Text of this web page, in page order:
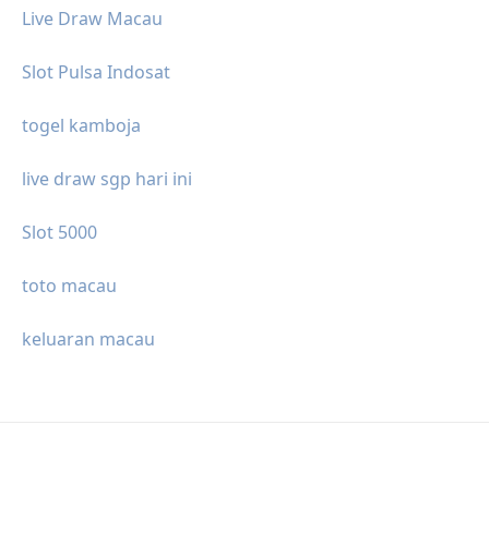
Live Draw Macau
Slot Pulsa Indosat
togel kamboja
live draw sgp hari ini
Slot 5000
toto macau
keluaran macau